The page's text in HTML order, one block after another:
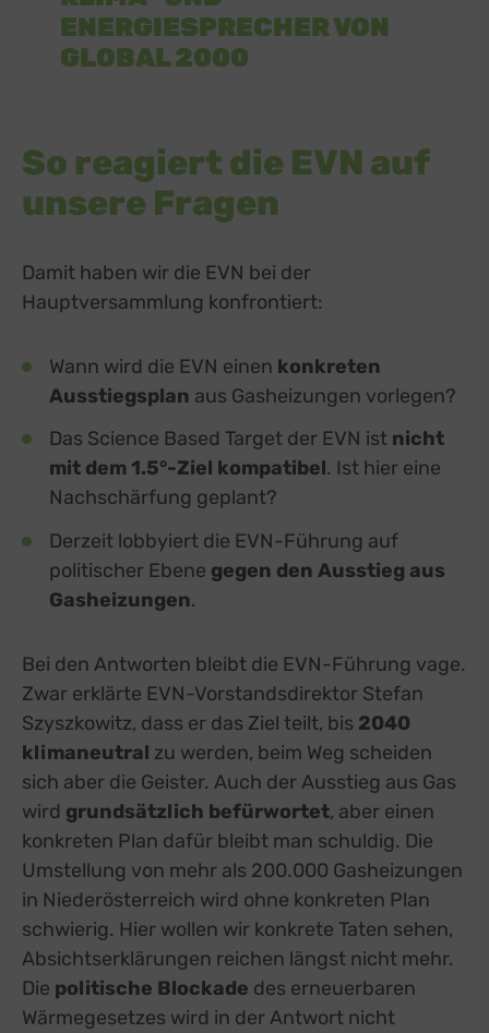
ENERGIESPRECHER VON
GLOBAL 2000
So reagiert die EVN auf
unsere Fragen
Damit haben wir die EVN bei der
Hauptversammlung konfrontiert:
Wann wird die EVN einen konkreten
Ausstiegsplan aus Gasheizungen vorlegen?
Das Science Based Target der EVN ist nicht
mit dem 1.5°-Ziel kompatibel. Ist hier eine
Nachschärfung geplant?
Derzeit lobbyiert die EVN-Führung auf
politischer Ebene gegen den Ausstieg aus
Gasheizungen.
Bei den Antworten bleibt die EVN-Führung vage.
Zwar erklärte EVN-Vorstandsdirektor Stefan
Szyszkowitz, dass er das Ziel teilt, bis 2040
klimaneutral zu werden, beim Weg scheiden
sich aber die Geister. Auch der Ausstieg aus Gas
wird grundsätzlich befürwortet, aber einen
konkreten Plan dafür bleibt man schuldig. Die
Umstellung von mehr als 200.000 Gasheizungen
in Niederösterreich wird ohne konkreten Plan
schwierig. Hier wollen wir konkrete Taten sehen,
Absichtserklärungen reichen längst nicht mehr.
Die politische Blockade des erneuerbaren
Wärmegesetzes wird in der Antwort nicht